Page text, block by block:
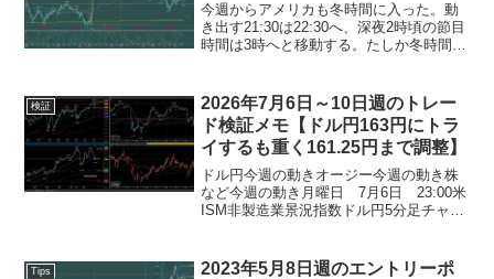
今週からアメリカも冬時間に入った。動
き出す21:30は22:30へ、深夜2時頃の節目
時間は3時へと移動する。たしか冬時間が
か。そして今週はアメリカ大統領選挙が
ある。日本時...
検証
2026年7月6日～10日週のトレー
ド検証メモ【ドル円163円にトラ
イするも重く161.25円まで調整】
ドル円今週の動きオージー今週の動き株
など今週の動き月曜日 7月6日 23:00米
ISM非製造業景況指数ドル円5分足チャー
ト火曜日 7月7日 星3経...
Tips
2023年5月8日週のエントリーポ